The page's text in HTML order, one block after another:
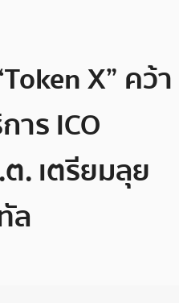
X” คว้า
ร ICO
. เตรียมลุย
ล